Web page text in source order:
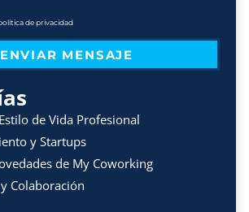
de privacidad
ENVIAR MENSAJE
de Vida Profesional
y Startups
de My Coworking
Colaboración